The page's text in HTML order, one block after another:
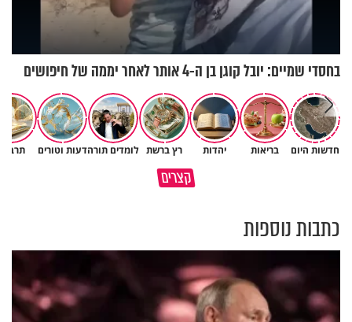
בחסדי שמיים: יובל קוגן בן ה-4 אותר לאחר יממה של חיפושים
חדשות היום בריאות יהדות רץ ברשת לומדים תורהדעות וטורים
קצריםמדוע האמונה נמשלה למלח?
גם ׳הרע׳ זה הרחמים של בורא
כתבות נוספות